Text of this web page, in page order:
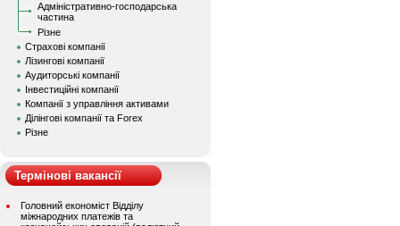
Адміністративно-господарська
частина
Різне
Страхові компанії
Лізингові компанії
Аудиторські компанії
Інвестиційні компанії
Компанії з управління активами
Ділінгові компанії та Forex
Різне
Термінові вакансії
Головний економіст Відділу
міжнародних платежів та